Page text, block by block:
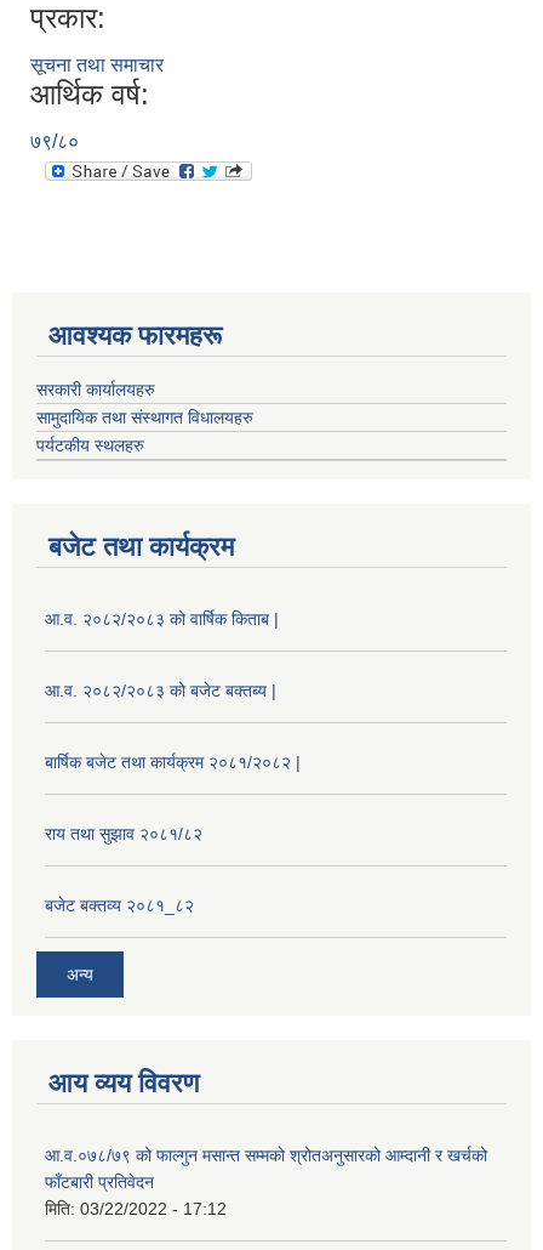
प्रकार:
सूचना तथा समाचार
आर्थिक वर्ष:
७९/८०
आवश्यक फारमहरू
सरकारी कार्यालयहरु
सामुदायिक तथा संस्थागत विधालयहरु
पर्यटकीय स्थलहरु
बजेट तथा कार्यक्रम
आ.व. २०८२/२०८३ को वार्षिक किताब |
आ.व. २०८२/२०८३ को बजेट बक्तब्य |
बार्षिक बजेट तथा कार्यक्रम २०८१/२०८२ |
राय तथा सुझाव २०८१/८२
बजेट बक्तव्य २०८१_८२
अन्य
आय व्यय विवरण
आ.व.०७८/७९ को फाल्गुन मसान्त सम्मको श्रोतअनुसारको आम्दानी र खर्चको
फाँटबारी प्रतिवेदन
मिति: 03/22/2022 - 17:12